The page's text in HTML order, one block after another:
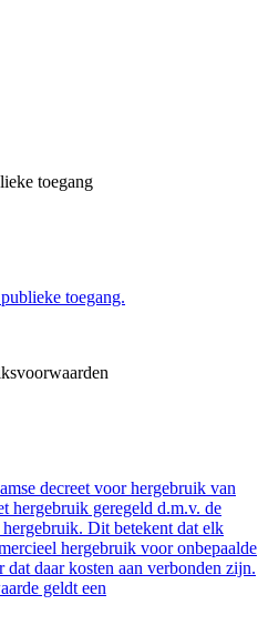
toegang
toegang.
decreet voor hergebruik van
hergebruik geregeld d.m.v. de
Dit betekent dat elk
hergebruik voor onbepaalde
dat daar kosten aan verbonden zijn.
geldt een